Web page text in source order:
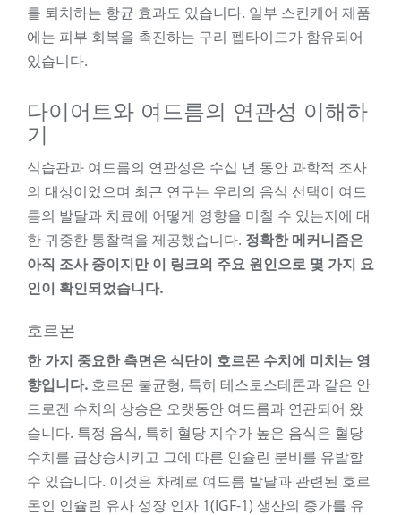
를 퇴치하는 항균 효과도 있습니다. 일부 스킨케어 제품
에는 피부 회복을 촉진하는 구리 펩타이드가 함유되어
있습니다.
다이어트와 여드름의 연관성 이해하
기
식습관과 여드름의 연관성은 수십 년 동안 과학적 조사
의 대상이었으며 최근 연구는 우리의 음식 선택이 여드
름의 발달과 치료에 어떻게 영향을 미칠 수 있는지에 대
한 귀중한 통찰력을 제공했습니다. 정확한 메커니즘은
아직 조사 중이지만 이 링크의 주요 원인으로 몇 가지 요
인이 확인되었습니다.
호르몬
한 가지 중요한 측면은 식단이 호르몬 수치에 미치는 영
향입니다. 호르몬 불균형, 특히 테스토스테론과 같은 안
드로겐 수치의 상승은 오랫동안 여드름과 연관되어 왔
습니다. 특정 음식, 특히 혈당 지수가 높은 음식은 혈당
수치를 급상승시키고 그에 따른 인슐린 분비를 유발할
수 있습니다. 이것은 차례로 여드름 발달과 관련된 호르
몬인 인슐린 유사 성장 인자 1(IGF-1) 생산의 증가를 유